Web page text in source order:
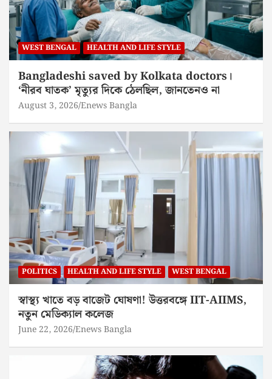
WEST BENGAL HEALTH AND LIFE STYLE
Bangladeshi saved by Kolkata doctors।
‘নীরব ঘাতক’ মৃত্যুর দিকে ঠেলছিল, জানতেনও না
August 3, 2026 Enews Bangla
POLITICS HEALTH AND LIFE STYLE WEST BENGAL
স্বাস্থ্য খাতে বড় বাজেট ঘোষণা! উত্তরবঙ্গে IIT-AIIMS,
নতুন মেডিক্যাল কলেজ
June 22, 2026 Enews Bangla